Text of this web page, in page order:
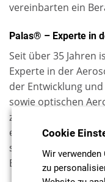
vereinbarten ein
Palas® – Experte in
Seit über 35 Jahren
Experte in der
der Entwicklung
sowie optischen
zertifiziert nach ISO
entwickeln und
stellen sie
Entwickelt werden
Cookie
Wir
zu